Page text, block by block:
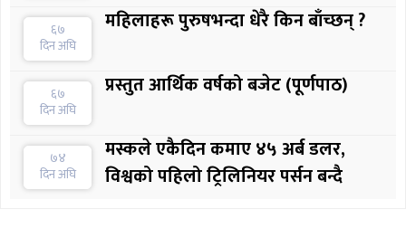
६७
दिन अघि
महिलाहरू पुरुषभन्दा धेरै किन बाँच्छन् ?
६७
दिन अघि
प्रस्तुत आर्थिक वर्षको बजेट (पूर्णपाठ)
७४
दिन अघि
मस्कले एकैदिन कमाए ४५ अर्ब डलर,
विश्वको पहिलो ट्रिलिनियर पर्सन बन्दै